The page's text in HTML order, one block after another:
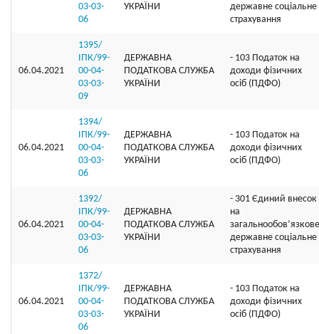
03-03-
06
УКРАЇНИ
державне соціальне
страхування
06.04.2021
1395/
ІПК/99-
00-04-
03-03-
09
ДЕРЖАВНА
ПОДАТКОВА СЛУЖБА
УКРАЇНИ
- 103 Податок на
доходи фізичних
осіб (ПДФО)
06.04.2021
1394/
ІПК/99-
00-04-
03-03-
06
ДЕРЖАВНА
ПОДАТКОВА СЛУЖБА
УКРАЇНИ
- 103 Податок на
доходи фізичних
осіб (ПДФО)
06.04.2021
1392/
ІПК/99-
00-04-
03-03-
06
ДЕРЖАВНА
ПОДАТКОВА СЛУЖБА
УКРАЇНИ
- 301 Єдиний внесок
на
загальнообов’язкове
державне соціальне
страхування
06.04.2021
1372/
ІПК/99-
00-04-
03-03-
06
ДЕРЖАВНА
ПОДАТКОВА СЛУЖБА
УКРАЇНИ
- 103 Податок на
доходи фізичних
осіб (ПДФО)